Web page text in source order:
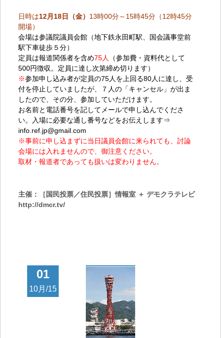
日時は12月 18日（金） 13時00分～15時45分（12時45分
開場）
会場は参議院議員会館（地下鉄永田町駅、国会議事堂前
駅下車徒歩５分）
定員は報道関係者を含め75人
（参加費・資料代として
500円徴収。定員に達し次第締め切ります）
※参加申し込み者が定員の75人を上回る80人に達し、受
付を停止していましたが、７人の「キャンセル」が出ま
したので、その分、参加していただけます。
お名前と電話番号を記してメールで申し込んでくださ
い。入場に必要な通し番号などをお伝えします⇒
info.ref.jp@gmail.com
※事前に申し込まずに当日議員会館に来られても、討論
会場には入れませんので、御注意ください。
取材・報道者であっても扱いは変わりません。
主催：［国民投票／住民投票］情報室 ＋ デモクラテレビ
http://dmcr.tv/
01
10月/15